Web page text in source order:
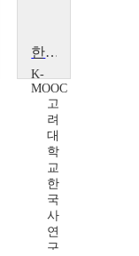
한국사 입문
K-
MOOC
고
려
대
학
교
한
국
사
연
구